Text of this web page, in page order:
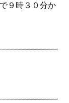
９時３０分か